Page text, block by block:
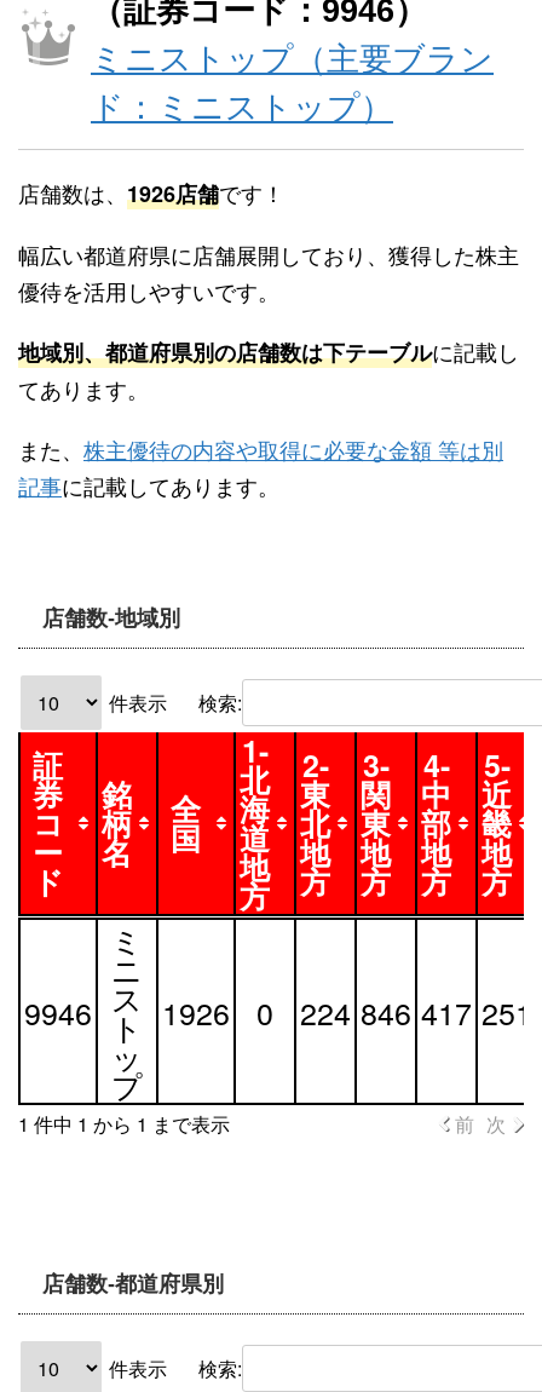
（証券コード：9946）
ミニストップ（主要ブラン
ド：ミニストップ）
店舗数は、 1926店舗です！
幅広い都道府県に店舗展開しており、獲得した株主
優待を活用しやすいです。
地域別、都道府県別の店舗数は下テーブルに記載し
てあります。
また、 株主優待の内容や取得に必要な金額 等は別
記事に記載してあります。
店舗数-地域別
件表示 検索:
証
券
コ
ー
ド
銘
柄
名
全
国
1-
北
海
道
地
方
2-
東
北
地
方
3-
関
東
地
方
4-
中
部
地
方
5-
近
畿
地
方
証
ー
銘
柄
名
全 1-
道
2-
地
3-
地
4-
地
5-
地
9946
ミ
ニ
ス
ト
ッ
プ
1926 0 224 846 417 251
1 件中 1 から 1 まで表示 前 次
店舗数-都道府県別
件表示 検索: